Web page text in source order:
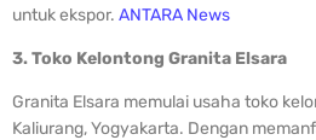
untuk ekspor. ANTARA News
3. Toko Kelontong Granita Elsara
Granita Elsara memulai usaha toko
Kaliurang, Yogyakarta. Dengan